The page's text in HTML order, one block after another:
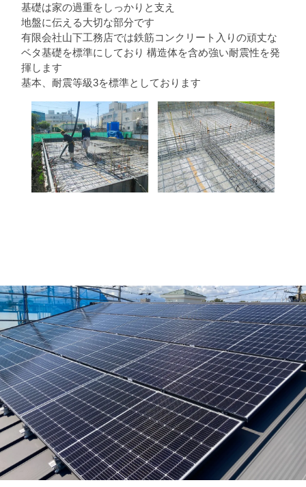
基礎は家の過重をしっかりと支え
地盤に伝える大切な部分です
有限会社山下工務店では鉄筋コンクリート入りの頑丈な
ベタ基礎を標準にしており 構造体を含め強い耐震性を発
揮します
基本、耐震等級3を標準としております